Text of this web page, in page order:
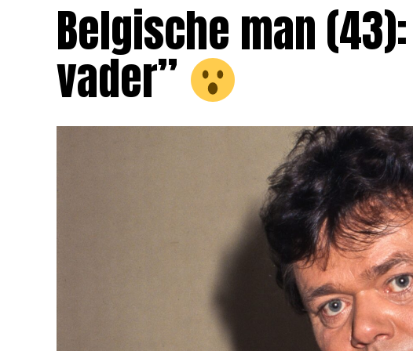
Belgische man
vader”